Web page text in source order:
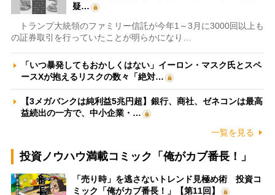
疑…
トランプ大統領のファミリー信託が今年1～3月に3000回以上も
の証券取引を行っていたことが明らかになり…
「いつ暴発してもおかしくはない」イーロン・マスク氏とスペ
ースXが抱えるリスクの数々「絶対…
【3メガバンクは純利益5兆円超】銀行、商社、ゼネコンは最高
益続出の一方で、中小企業・…
一覧を見る
投資ノウハウ満載コミック「俺がカブ番長！」
「売り時」を逃さないトレンド見極め術 投資コ
ミック「俺がカブ番長！」【第11回】